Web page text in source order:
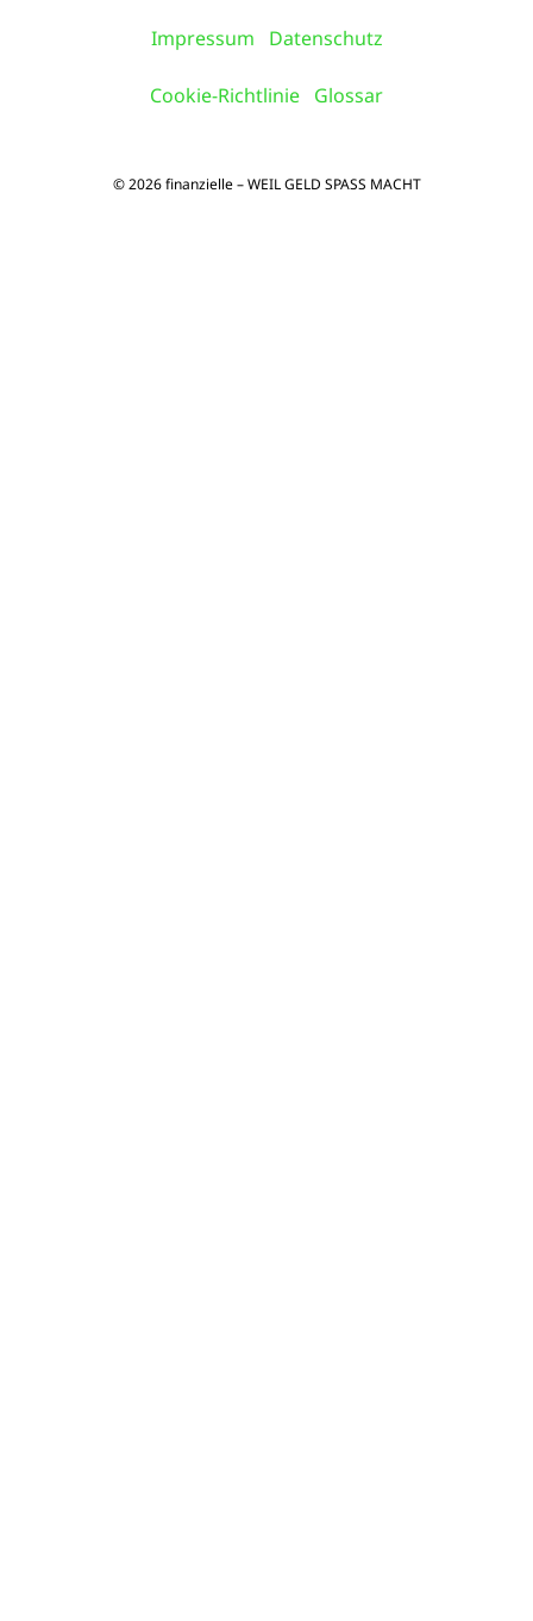
Impressum Datenschutz
Cookie-Richtlinie Glossar
© 2026 finanzielle – WEIL GELD SPASS MACHT